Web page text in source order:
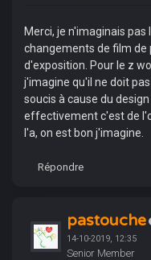
Merci, je n'imaginais pas
changements de film de
d'exposition. Pour le z
j'imagine qu'il ne doit
soucis à cause du
effectivement c'est de
l'a, on est bon j'imagine.
Répondre
pastouche
14-10-2019, 12:35
Senior Member